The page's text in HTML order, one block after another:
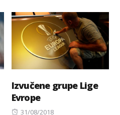
Izvučene grupe Lige
Evrope
Posted
31/08/2018